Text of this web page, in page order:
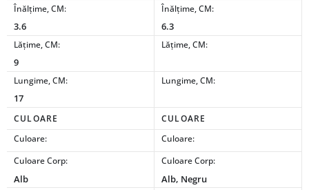
Înălțime, CM:
3.6
Înălțime, CM:
6.3
Lățime, CM:
9
Lățime, CM:
Lungime, CM:
17
Lungime, CM:
CULOARE
CULOARE
Culoare:
Culoare:
Culoare Corp:
Alb
Culoare Corp:
Alb, Negru